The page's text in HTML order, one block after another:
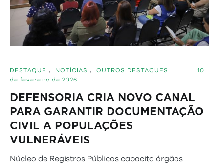
DESTAQUE , NOTÍCIAS , OUTROS DESTAQUES
10
de fevereiro de 2026
DEFENSORIA CRIA NOVO CANAL
PARA GARANTIR DOCUMENTAÇÃO
CIVIL A POPULAÇÕES
VULNERÁVEIS
Núcleo de Registros Públicos capacita órgãos